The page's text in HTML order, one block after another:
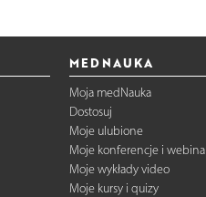
MEDNAUKA
Moja medNauka
Dostosuj
Moje ulubione
Moje konferencje i
Moje wykłady video
Moje kursy i quizy